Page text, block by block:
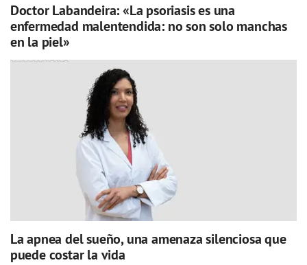
Doctor Labandeira: «La psoriasis es una
enfermedad malentendida: no son solo manchas
en la piel»
La apnea del sueño, una amenaza silenciosa que
puede costar la vida